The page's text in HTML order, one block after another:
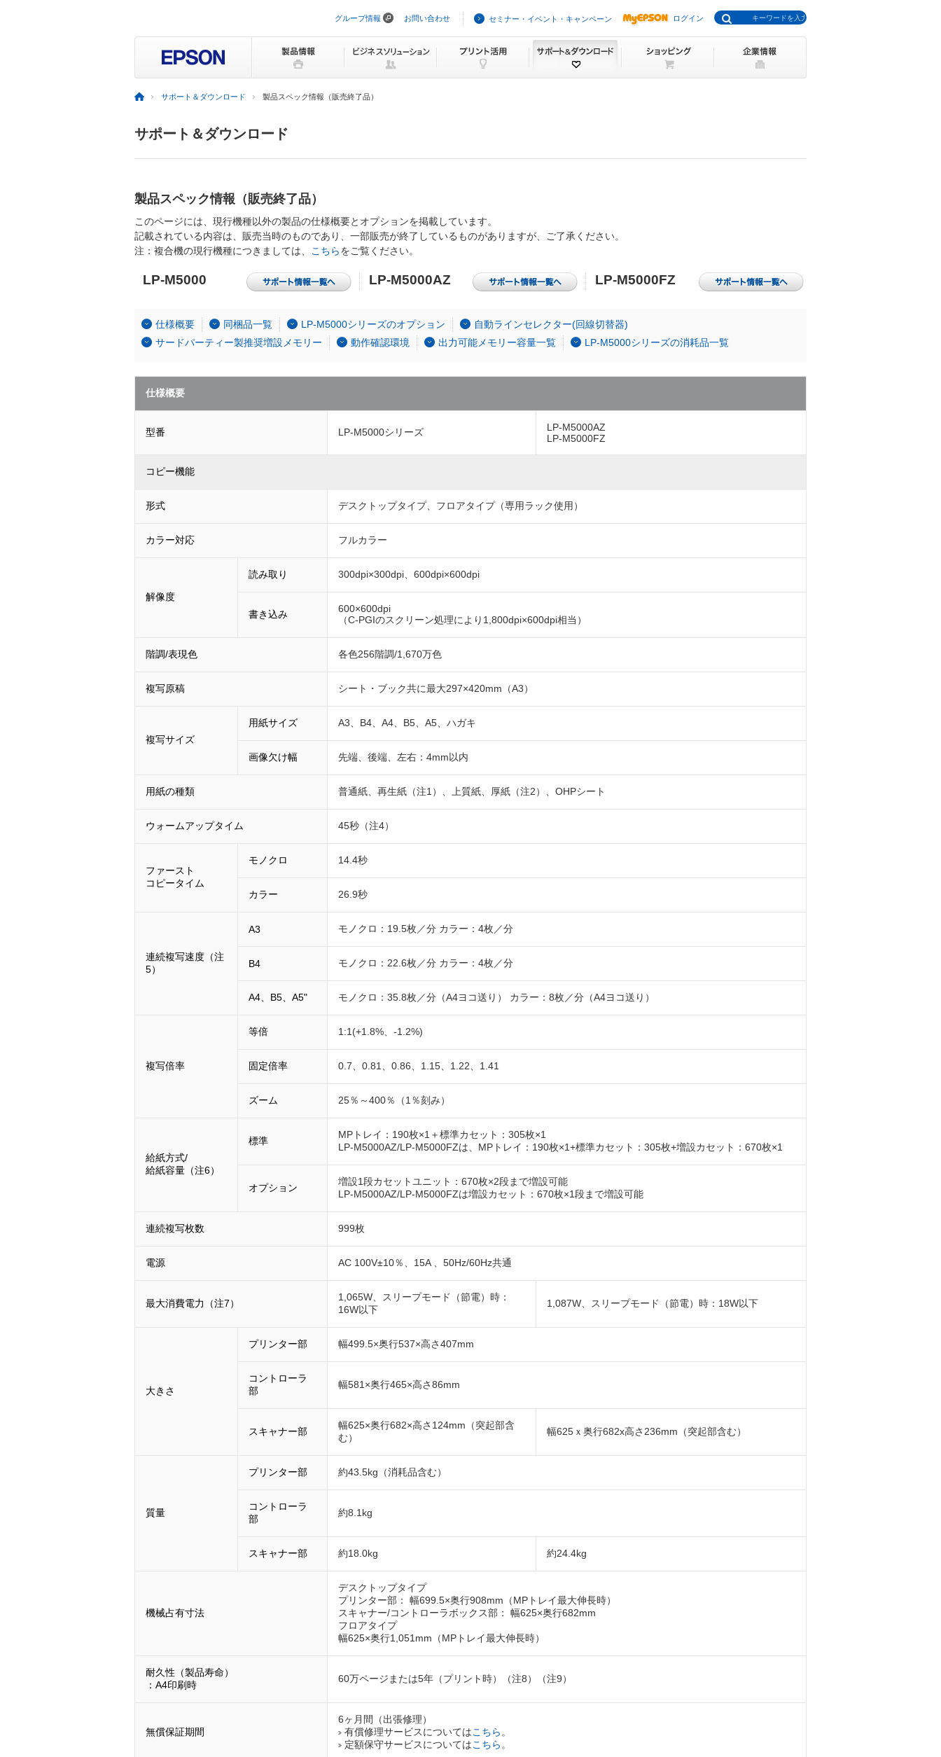
ビ
ョ
を
グループ情報 お問い合わせ セミナー・イベント・キャンペーン ログイン
サポート＆ダウンロード 製品スペック情報（販売終了品）
サポート＆ダウンロード
製品スペック情報（販売終了品）
このページには、現行機種以外の製品の仕様概要とオプションを掲載しています。
記載されている内容は、販売当時のものであり、一部販売が終了しているものがありますが、ご了承ください。
注：複合機の現行機種につきましては、
こちらをご覧ください。
LP-M5000 LP-M5000AZ LP-M5000FZ
仕様概要 同梱品一覧 LP-M5000シリーズのオプション
自動ラインセレクター(回線切替器)
サードパーティー製推奨増設メモリー
動作確認環境 出力可能メモリー容量一覧 LP-M5000シリーズの消耗品一覧
仕様概要
型番 LP-M5000シリーズ
LP-M5000AZ
LP-M5000FZ
コピー機能
形式 デスクトップタイプ、フロアタイプ（専用ラック使用）
カラー対応 フルカラー
解像度
読み取り 300dpi×300dpi、600dpi×600dpi
書き込み
600×600dpi
（C-PGIのスクリーン処理により1,800dpi×600dpi相当）
階調/表現色 各色256階調/1,670万色
複写原稿 シート・ブック共に最大297×420mm（A3）
複写サイズ
用紙サイズ A3、B4、A4、B5、A5、ハガキ
画像欠け幅 先端、後端、左右：4mm以内
用紙の種類 普通紙、再生紙（注1）、上質紙、厚紙（注2）、OHPシート
ウォームアップタイム 45秒（注4）
ファースト
コピータイム
モノクロ 14.4秒
カラー 26.9秒
連続複写速度（注
5）
A3 モノクロ：19.5枚／分 カラー：4枚／分
B4 モノクロ：22.6枚／分 カラー：4枚／分
A4、B5、A5" モノクロ：35.8枚／分（A4ヨコ送り） カラー：8枚／分（A4ヨコ送り）
複写倍率
等倍 1:1(+1.8%、-1.2%)
固定倍率 0.7、0.81、0.86、1.15、1.22、1.41
ズーム 25％～400％（1％刻み）
給紙方式/
給紙容量（注6）
標準
MPトレイ：190枚×1＋標準カセット：305枚×1
LP-M5000AZ/LP-M5000FZは、MPトレイ：190枚×1+標準カセット：305枚+増設カセット：670枚×1
オプション
増設1段カセットユニット：670枚×2段まで増設可能
LP-M5000AZ/LP-M5000FZは増設カセット：670枚×1段まで増設可能
連続複写枚数 999枚
電源 AC 100V±10％、15A 、50Hz/60Hz共通
最大消費電力（注7）
1,065W、スリープモード（節電）時：
16W以下
1,087W、スリープモード（節電）時：18W以下
大きさ
プリンター部 幅499.5×奥行537×高さ407mm
コントローラ
部
幅581×奥行465×高さ86mm
スキャナー部
幅625×奥行682×高さ124mm（突起部含
む）
幅625ｘ奥行682x高さ236mm（突起部含む）
質量
プリンター部 約43.5kg（消耗品含む）
コントローラ
部
約8.1kg
スキャナー部 約18.0kg 約24.4kg
機械占有寸法
デスクトップタイプ
プリンター部： 幅699.5×奥行908mm（MPトレイ最大伸長時）
スキャナー/コントローラボックス部： 幅625×奥行682mm
フロアタイプ
幅625×奥行1,051mm（MPトレイ最大伸長時）
耐久性（製品寿命）
：A4印刷時
60万ページまたは5年（プリント時）（注8）（注9）
無償保証期間
6ヶ月間（出張修理）
有償修理サービスについてはこちら 。
定額保守サービスについてはこちら 。